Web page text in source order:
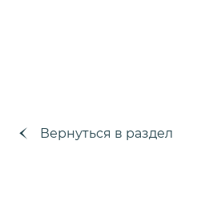
Вернуться в раздел